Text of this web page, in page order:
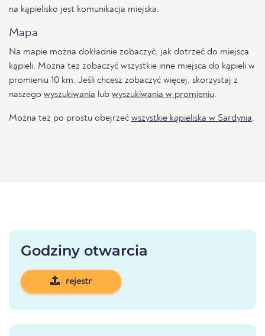
na kąpielisko jest komunikacja miejska.
Mapa
Na mapie można dokładnie zobaczyć, jak dotrzeć do miejsca
kąpieli. Można też zobaczyć wszystkie inne miejsca do kąpieli w
promieniu 10 km. Jeśli chcesz zobaczyć więcej, skorzystaj z
naszego wyszukiwania lub wyszukiwania w promieniu.
Można też po prostu obejrzeć wszystkie kąpieliska w Sardynia.
Godziny otwarcia
rejestr